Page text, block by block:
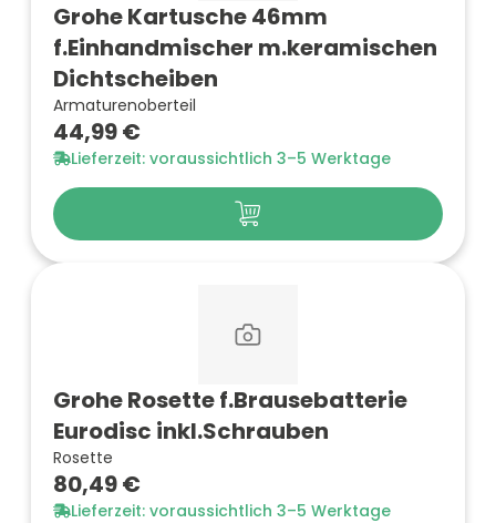
Grohe Kartusche 46mm
f.Einhandmischer m.keramischen
Dichtscheiben
Armaturenoberteil
44,99 €
Lieferzeit: voraussichtlich 3–5 Werktage
Grohe Rosette f.Brausebatterie
Eurodisc inkl.Schrauben
Rosette
80,49 €
Lieferzeit: voraussichtlich 3–5 Werktage